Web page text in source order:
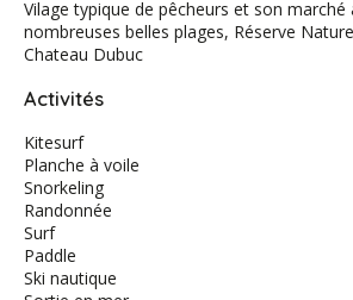
Vilage typique de pêcheurs et son marché
nombreuses belles plages, Réserve
Chateau Dubuc
Activités
Kitesurf
Planche à voile
Snorkeling
Randonnée
Surf
Paddle
Ski nautique